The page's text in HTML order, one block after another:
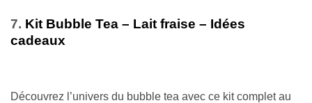
7. Kit Bubble Tea – Lait fraise – Idées
cadeaux
Découvrez l’univers du bubble tea avec ce kit complet au